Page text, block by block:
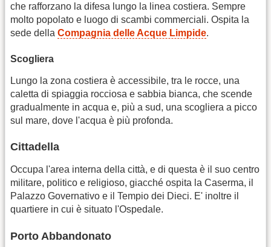
che rafforzano la difesa lungo la linea costiera. Sempre
molto popolato e luogo di scambi commerciali. Ospita la
sede della Compagnia delle Acque Limpide.
Scogliera
Lungo la zona costiera è accessibile, tra le rocce, una
caletta di spiaggia rocciosa e sabbia bianca, che scende
gradualmente in acqua e, più a sud, una scogliera a picco
sul mare, dove l'acqua è più profonda.
Cittadella
Occupa l'area interna della città, e di questa è il suo centro
militare, politico e religioso, giacché ospita la Caserma, il
Palazzo Governativo e il Tempio dei Dieci. E' inoltre il
quartiere in cui è situato l'Ospedale.
Porto Abbandonato